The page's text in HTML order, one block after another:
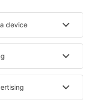
în Deva